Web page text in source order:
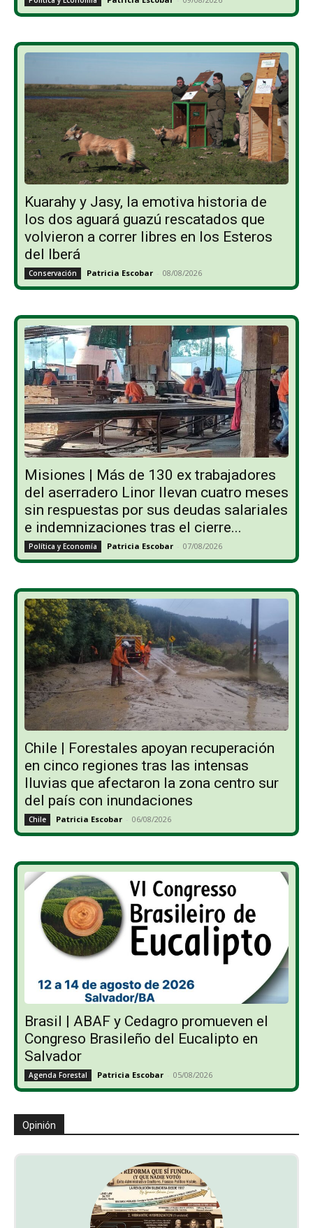
Kuarahy y Jasy, la emotiva historia de
los dos aguará guazú rescatados que
volvieron a correr libres en los Esteros
del Iberá
Conservación Patricia Escobar - 08/08/2026
Misiones | Más de 130 ex trabajadores
del aserradero Linor llevan cuatro meses
sin respuestas por sus deudas salariales
e indemnizaciones tras el cierre...
Política y Economía Patricia Escobar - 07/08/2026
Chile | Forestales apoyan recuperación
en cinco regiones tras las intensas
lluvias que afectaron la zona centro sur
del país con inundaciones
Chile Patricia Escobar - 06/08/2026
Brasil | ABAF y Cedagro promueven el
Congreso Brasileño del Eucalipto en
Salvador
Agenda Forestal Patricia Escobar - 05/08/2026
Opinión